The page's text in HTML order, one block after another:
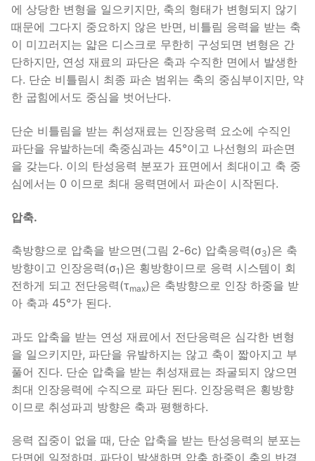
에 상당한 변형을 일으키지만, 축의 형태가 변형되지 않기
때문에 그다지 중요하지 않은 반면, 비틀림 응력을 받는 축
이 미끄러지는 얇은 디스크로 무한히 구성되면 변형은 간
단하지만, 연성 재료의 파단은 축과 수직한 면에서 발생한
다. 단순 비틀림시 최종 파손 범위는 축의 중심부이지만, 약
한 굽힘에서도 중심을 벗어난다.
단순 비틀림을 받는 취성재료는 인장응력 요소에 수직인
파단을 유발하는데 축중심과는 45°이고 나선형의 파손면
을 갖는다. 이의 탄성응력 분포가 표면에서 최대이고 축 중
심에서는 0 이므로 최대 응력면에서 파손이 시작된다.
압축.
축방향으로 압축을 받으면(그림 2-6c) 압축응력(σ3)은 축
방향이고 인장응력(σ1 )은 횡방향이므로 응력 시스템이 회
전하게 되고 전단응력(τmax)은 축방향으로 인장 하중을 받
아 축과 45°가 된다.
과도 압축을 받는 연성 재료에서 전단응력은 심각한 변형
을 일으키지만, 파단을 유발하지는 않고 축이 짧아지고 부
풀어 진다. 단순 압축을 받는 취성재료는 좌굴되지 않으면
최대 인장응력에 수직으로 파단 된다. 인장응력은 횡방향
이므로 취성파괴 방향은 축과 평행하다.
응력 집중이 없을 때, 단순 압축을 받는 탄성응력의 분포는
단면에 일정하며, 파단이 발생하면 압축 하중이 축의 반경